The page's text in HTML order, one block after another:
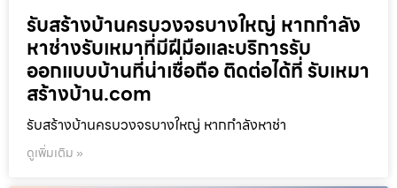
รับสร้างบ้านครบวงจรบางใหญ่ หากกำลัง
หาช่างรับเหมาที่มีฝีมือและบริการรับ
ออกแบบบ้านที่น่าเชื่อถือ ติดต่อได้ที่ รับเหมา
สร้างบ้าน.com
รับสร้างบ้านครบวงจรบางใหญ่ หากกำลังหาช่า
ดูเพิ่มเติม »